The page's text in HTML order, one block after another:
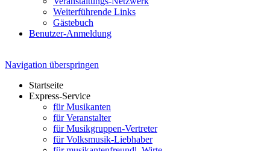
Weiterführende Links
Gästebuch
Benutzer-Anmeldung
Navigation überspringen
Startseite
Express-Service
für Musikanten
für Veranstalter
für Musikgruppen-Vertreter
für Volksmusik-Liebhaber